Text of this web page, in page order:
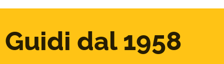
Guidi dal 1958